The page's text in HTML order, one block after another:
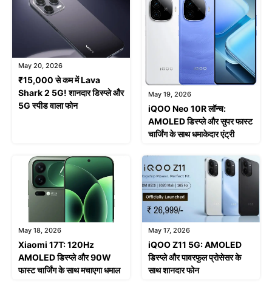
May 20, 2026
₹15,000 से कम में Lava
Shark 2 5G! शानदार डिस्प्ले और
5G स्पीड वाला फोन
May 19, 2026
iQOO Neo 10R लॉन्च:
AMOLED डिस्प्ले और सुपर फास्ट
चार्जिंग के साथ धमाकेदार एंट्री
May 18, 2026
Xiaomi 17T: 120Hz
AMOLED डिस्प्ले और 90W
फास्ट चार्जिंग के साथ मचाएगा धमाल
May 17, 2026
iQOO Z11 5G: AMOLED
डिस्प्ले और पावरफुल प्रोसेसर के
साथ शानदार फोन